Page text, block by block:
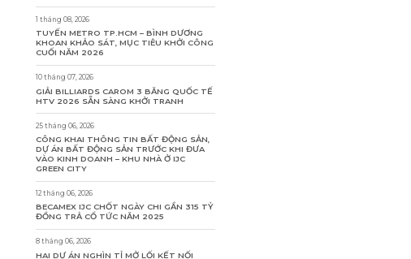
1 tháng 08, 2026
TUYẾN METRO TP.HCM – BÌNH DƯƠNG
KHOAN KHẢO SÁT, MỤC TIÊU KHỞI CÔNG
CUỐI NĂM 2026
10 tháng 07, 2026
GIẢI BILLIARDS CAROM 3 BĂNG QUỐC TẾ
HTV 2026 SẴN SÀNG KHỞI TRANH
25 tháng 06, 2026
CÔNG KHAI THÔNG TIN BẤT ĐỘNG SẢN,
DỰ ÁN BẤT ĐỘNG SẢN TRƯỚC KHI ĐƯA
VÀO KINH DOANH – KHU NHÀ Ở IJC
GREEN CITY
12 tháng 06, 2026
BECAMEX IJC CHỐT NGÀY CHI GẦN 315 TỶ
ĐỒNG TRẢ CỔ TỨC NĂM 2025
8 tháng 06, 2026
HAI DỰ ÁN NGHÌN TỈ MỞ LỐI KẾT NỐI